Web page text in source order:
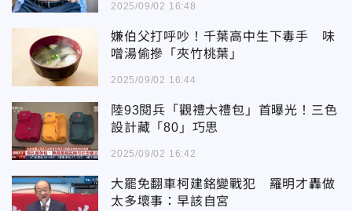
2025/09/02 16:48
嫌伯父打呼吵！千葉高中生下毒手 味
噌湯偷摻「夾竹桃葉」
2025/09/02 16:44
陸93閱兵「觀禮大禮包」首曝光！三色
設計藏「80」巧思
2025/09/02 16:42
大罷免翻車柯建銘變戰犯 羅明才轟做
太多壞事：早該自宮